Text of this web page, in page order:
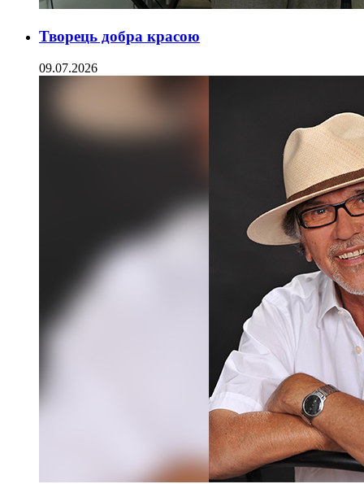
Творець добра красою
09.07.2026